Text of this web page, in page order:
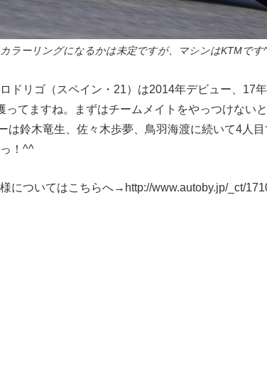
ラーリングになるかは未定ですが、マシンはKTMです
ドリゴ（スペイン・21）は2014年デビュー、17
ってますね。まずはチームメイトをやっつけない
は鈴木竜生、佐々木歩夢、鳥羽海渡に続いて4人
！^^
についてはこちらへ→ http://www.autoby.jp/_ct/